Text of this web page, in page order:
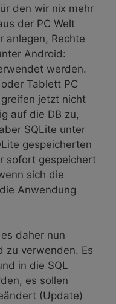
den wir nix mehr
der PC Welt
anlegen, Rechte
Android:
werden.
Tablett PC
jetzt nicht
auf die DB zu,
SQLite unter
gespeicherten
sofort gespeichert
sich die
Anwendung
daher nun
zu verwenden. Es
in die SQL
es sollen
(Update)